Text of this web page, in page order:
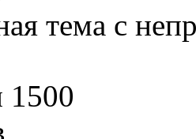
тема с